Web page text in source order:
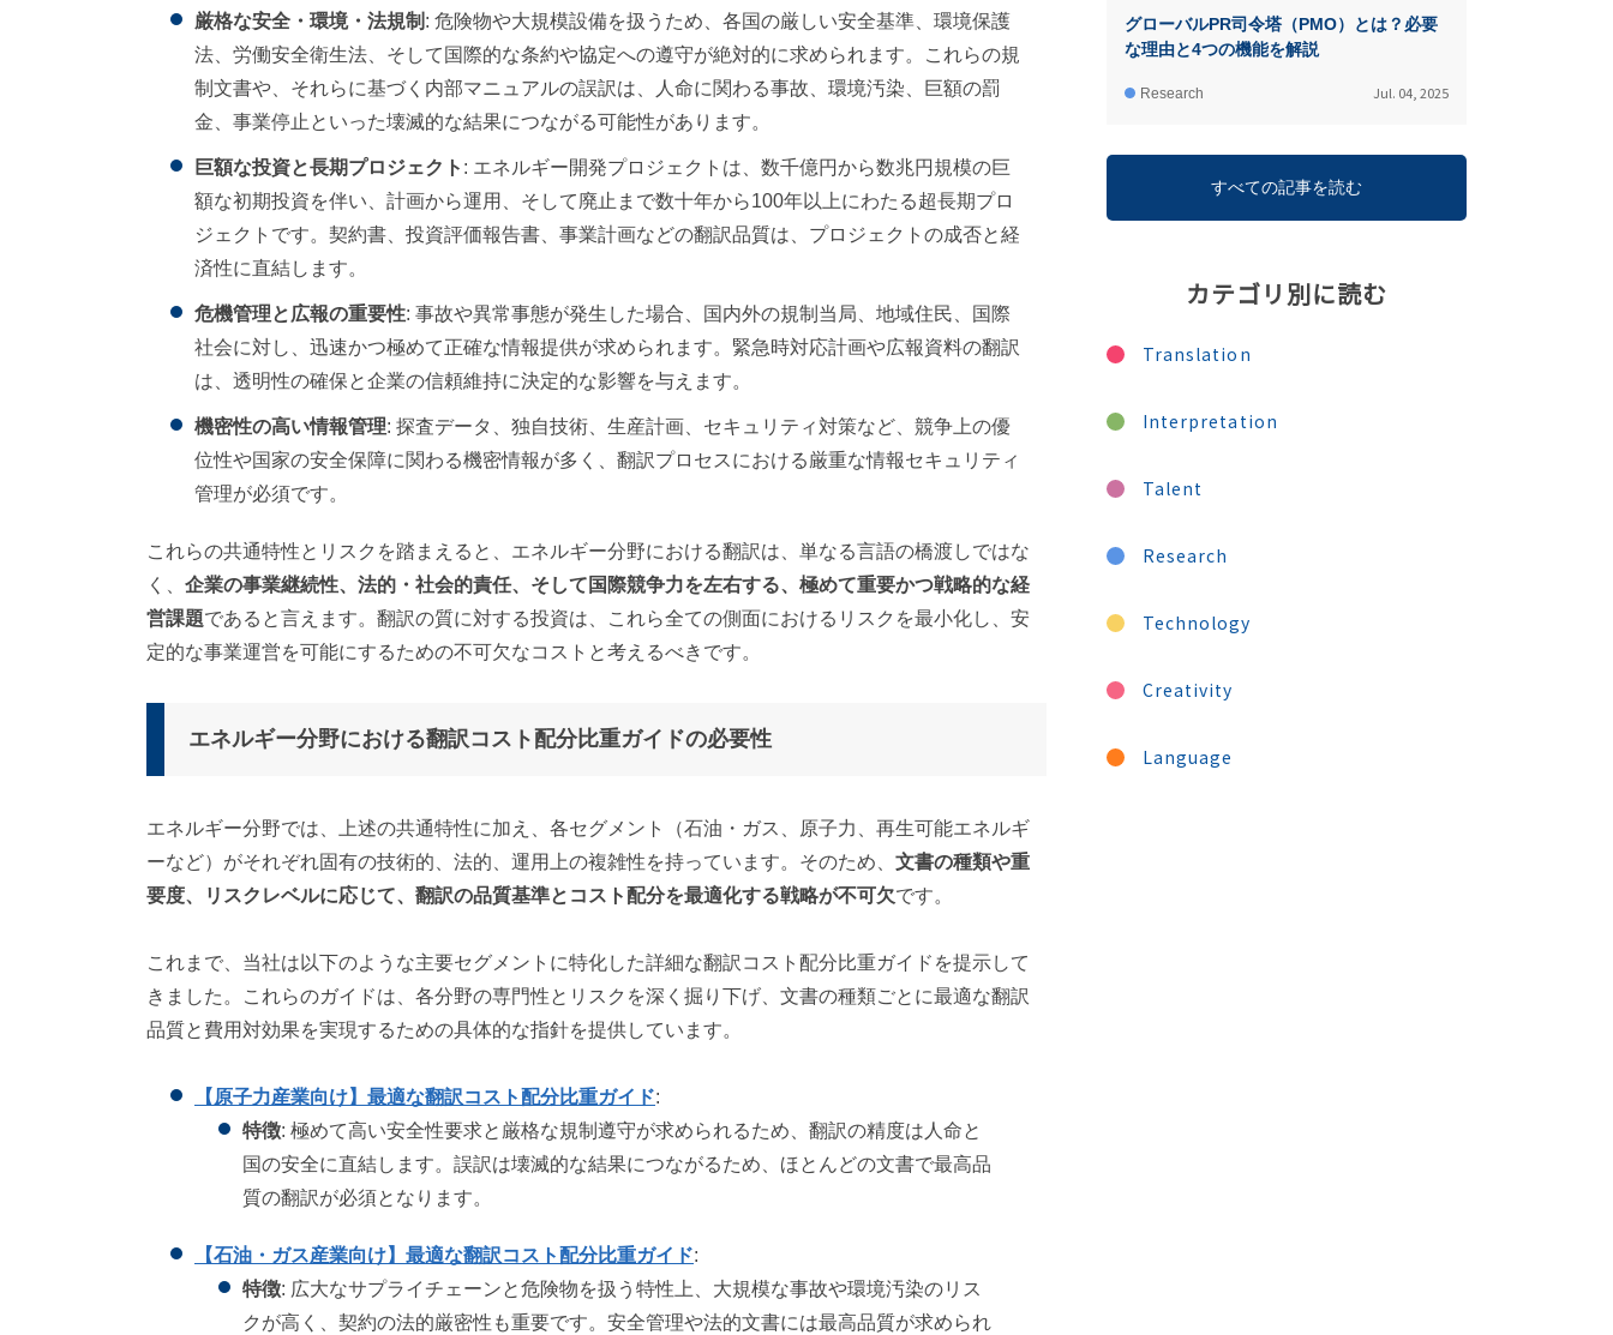
厳格な安全・環境・法規制 : 危険物や大規模設備を扱うため、各国の厳しい安全基準、環境保護
法、労働安全衛生法、そして国際的な条約や協定への遵守が絶対的に求められます。これらの規
制文書や、それらに基づく内部マニュアルの誤訳は、人命に関わる事故、環境汚染、巨額の罰
金、事業停止といった壊滅的な結果につながる可能性があります。
巨額な投資と長期プロジェクト : エネルギー開発プロジェクトは、数千億円から数兆円規模の巨
額な初期投資を伴い、計画から運用、そして廃止まで数十年から100年以上にわたる超長期プロ
ジェクトです。契約書、投資評価報告書、事業計画などの翻訳品質は、プロジェクトの成否と経
済性に直結します。
危機管理と広報の重要性: 事故や異常事態が発生した場合、国内外の規制当局、地域住民、国際
社会に対し、迅速かつ極めて正確な情報提供が求められます。緊急時対応計画や広報資料の翻訳
は、透明性の確保と企業の信頼維持に決定的な影響を与えます。
機密性の高い情報管理: 探査データ、独自技術、生産計画、セキュリティ対策など、競争上の優
位性や国家の安全保障に関わる機密情報が多く、翻訳プロセスにおける厳重な情報セキュリティ
管理が必須です。
これらの共通特性とリスクを踏まえると、エネルギー分野における翻訳は、単なる言語の橋渡しではな
く、 企業の事業継続性、法的・社会的責任、そして国際競争力を左右する、極めて重要かつ戦略的な経
営課題であると言えます。翻訳の質に対する投資は、これら全ての側面におけるリスクを最小化し、安
定的な事業運営を可能にするための不可欠なコストと考えるべきです。
エネルギー分野における翻訳コスト配分比重ガイドの必要性
エネルギー分野では、上述の共通特性に加え、各セグメント（石油・ガス、原子力、再生可能エネルギ
ーなど）がそれぞれ固有の技術的、法的、運用上の複雑性を持っています。そのため、 文書の種類や重
要度、リスクレベルに応じて、翻訳の品質基準とコスト配分を最適化する戦略が不可欠です。
これまで、当社は以下のような主要セグメントに特化した詳細な翻訳コスト配分比重ガイドを提示して
きました。これらのガイドは、各分野の専門性とリスクを深く掘り下げ、文書の種類ごとに最適な翻訳
品質と費用対効果を実現するための具体的な指針を提供しています。
【原子力産業向け】最適な翻訳コスト配分比重ガイド:
特徴: 極めて高い安全性要求と厳格な規制遵守が求められるため、翻訳の精度は人命と
国の安全に直結します。誤訳は壊滅的な結果につながるため、ほとんどの文書で最高品
質の翻訳が必須となります。
【石油・ガス産業向け】最適な翻訳コスト配分比重ガイド:
特徴: 広大なサプライチェーンと危険物を扱う特性上、大規模な事故や環境汚染のリス
クが高く、契約の法的厳密性も重要です。安全管理や法的文書には最高品質が求められ
グローバルPR司令塔（PMO）とは？必要
な理由と4つの機能を解説
Research Jul. 04, 2025
すべての記事を読む
カテゴリ別に読む
Translation
Interpretation
Talent
Research
Technology
Creativity
Language